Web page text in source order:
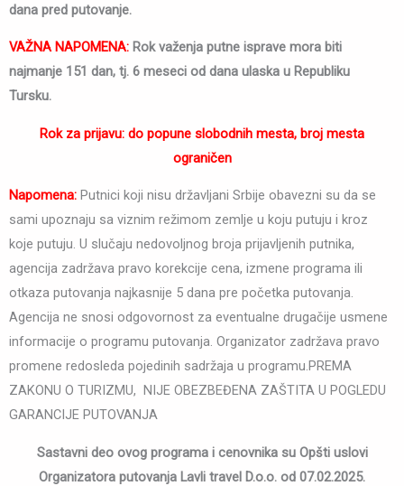
dana pred putovanje.
VAŽNA NAPOMENA: Rok važenja putne isprave mora biti
najmanje 151 dan, tj. 6 meseci od dana ulaska u Republiku
Tursku.
Rok za prijavu: do popune slobodnih mesta, broj mesta
ograničen
Napomena: Putnici koji nisu državljani Srbije obavezni su da se
sami upoznaju sa viznim režimom zemlje u koju putuju i kroz
koje putuju. U slučaju nedovoljnog broja prijavljenih putnika,
agencija zadržava pravo korekcije cena, izmene programa ili
otkaza putovanja najkasnije 5 dana pre početka putovanja.
Agencija ne snosi odgovornost za eventualne drugačije usmene
informacije o programu putovanja. Organizator zadržava pravo
promene redosleda pojedinih sadržaja u programu.PREMA
ZAKONU O TURIZMU, NIJE OBEZBEĐENA ZAŠTITA U POGLEDU
GARANCIJE PUTOVANJA
Sastavni deo ovog programa i cenovnika su Opšti uslovi
Organizatora putovanja Lavli travel D.o.o. od 07.02.2025.